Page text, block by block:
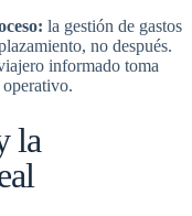
la gestión de gastos
no después.
informado toma
la